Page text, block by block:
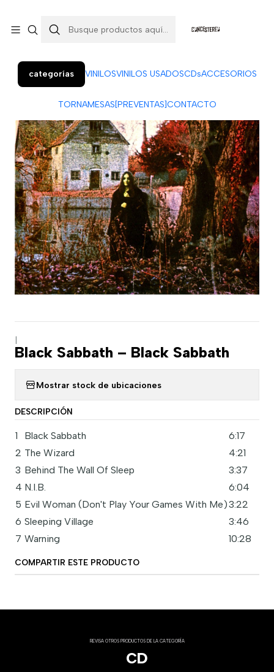
categorías VINILOSVINILOS USADOSCDsACCESORIOS
TORNAMESAS[PREVENTAS]CONTACTO
Black Sabbath – Black Sabbath
Mostrar stock de ubicaciones
DESCRIPCIÓN
1 Black Sabbath
6:17
2 The Wizard
4:21
3 Behind The Wall Of Sleep
3:37
4 N.I.B.
6:04
5 Evil Woman (Don't Play Your Games With Me)3:22
6 Sleeping Village
3:46
7 Warning 10:28
COMPARTIR ESTE PRODUCTO
REVISA OTROS PRODUCTOS DE LA CATEGORÍA
CD